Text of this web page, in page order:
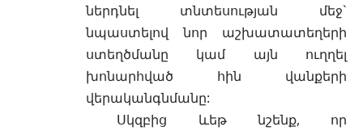
ներդնել տնտեսության մեջ`
նպաստելով նոր աշխատատեղերի
ստեղծմանը կամ այն ուղղել
խոնարհված հին վանքերի
վերականգնմանը:
Սկզբից ևեթ նշենք, որ